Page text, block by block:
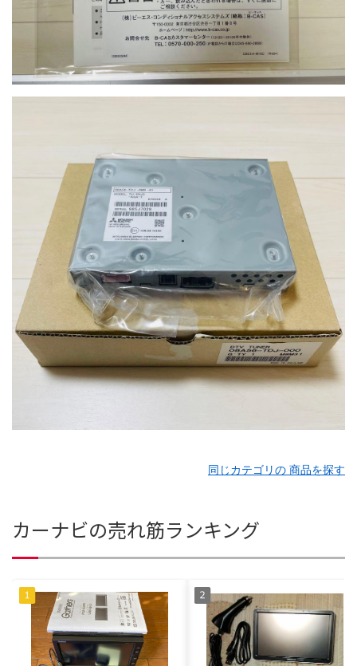
同じカテゴリの 商品を探す
カーナビの売れ筋ランキング